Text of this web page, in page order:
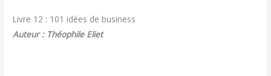
Livre 12 : 101 idées de business
Auteur : Théophile Eliet